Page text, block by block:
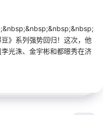
》系列强势回归！这次，他
光洙、金宇彬和都暻秀在济